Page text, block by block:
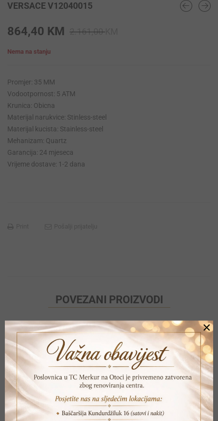
VERSACE V12040015
2.161,00
864,40 KM
Nema na stanju
Promjer: 35 MM
Vodootpornost: 5 ATM
Krunica: Obicna
Materijal narukvice: Stinless-steel
Materijal kucista: Stainless-steel
Mehanizam: Quartz
Garancija: 24 mjeseca
Vrijeme dostave: 1-2 dana
POVEZANI PROIZVODI
×